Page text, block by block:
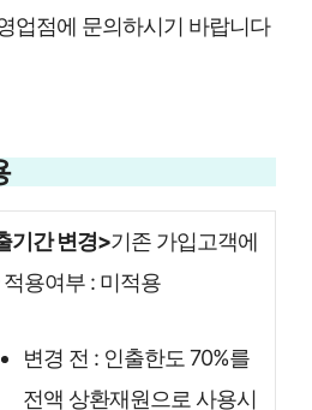
업점에 문의하시기 바랍니다
기간 변경>기존 가입고객에
용여부 : 미적용
변경 전 : 인출한도 70%를
전액 상환재원으로 사용시